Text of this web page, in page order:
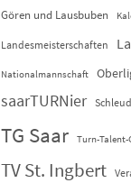
Gören und Lausbuben
Landesmeisterschaften
Nationalmannschaft
saarTURNier
TG Saar Turn-Talent-
TV St. Ingbert